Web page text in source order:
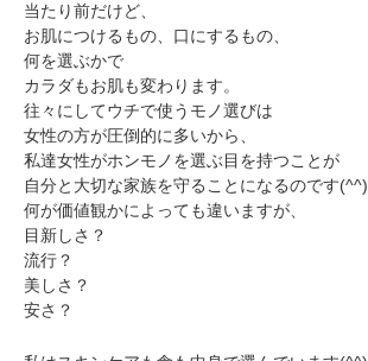
当たり前だけど、
お肌につけるもの、口にするもの、
何を選ぶかで
カラダもお肌も変わります。
往々にしてウチで使うモノ選びは
女性の方が圧倒的に多いから、
私達女性がホンモノを選ぶ目を持つことが
自分と大切な家族を守ることになるのです(^^)
何が価値観かによっても違いますが、
目新しさ？
流行？
美しさ？
安さ？